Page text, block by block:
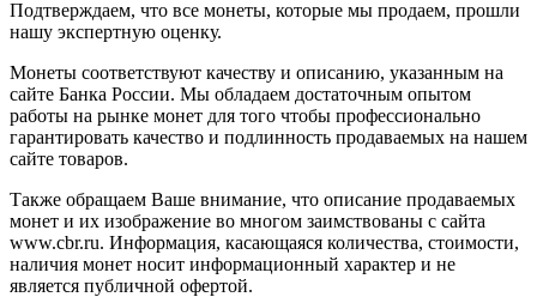
Подтверждаем, что все монеты, которые мы продаем, прошли
нашу экспертную оценку.
Монеты соответствуют качеству и описанию, указанным на
сайте Банка России. Мы обладаем достаточным опытом
работы на рынке монет для того чтобы профессионально
гарантировать качество и подлинность продаваемых на нашем
сайте товаров.
Также обращаем Ваше внимание, что описание продаваемых
монет и их изображение во многом заимствованы с сайта
www.cbr.ru. Информация, касающаяся количества, стоимости,
наличия монет носит информационный характер и не
является публичной офертой.